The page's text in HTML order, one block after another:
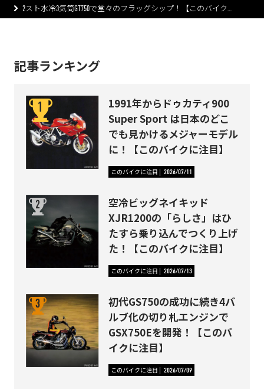
2スト水冷3気筒GT750で堂々のフラッグシップ！【このバイク…
記事ランキング
1991年からドゥカティ900
Super Sport は日本のどこ
でも見かけるメジャーモデル
に！【このバイクに注目】
このバイクに注目 2026/07/11
空冷ビッグネイキッド
XJR1200の「らしさ」はひ
たすら乗り込んでつくり上げ
た！【このバイクに注目】
このバイクに注目 2026/07/13
初代GS750の成功に続き4バ
ルブ化の切り札エンジンで
GSX750Eを開発！【このバ
イクに注目】
このバイクに注目 2026/07/09